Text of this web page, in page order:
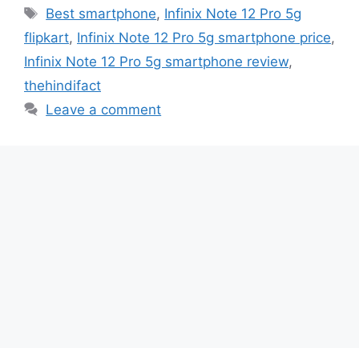
Best smartphone, Infinix Note 12 Pro 5g
flipkart, Infinix Note 12 Pro 5g smartphone price,
Infinix Note 12 Pro 5g smartphone review,
thehindifact
Leave a comment